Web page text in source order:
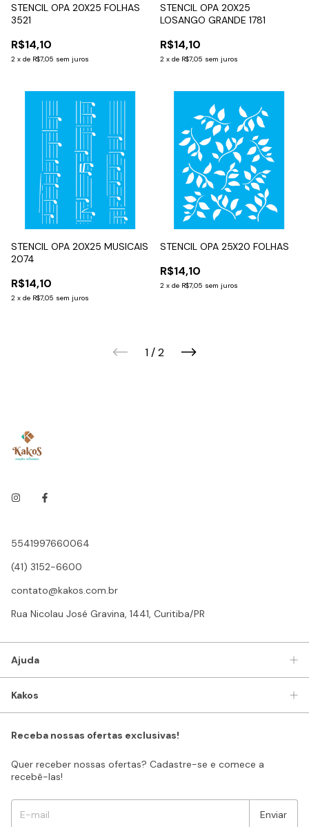
STENCIL OPA 20X25 FOLHAS
3521
R$14,10
2 x de R$7,05 sem juros
STENCIL OPA 20X25
LOSANGO GRANDE 1781
R$14,10
2 x de R$7,05 sem juros
STENCIL OPA 20X25 MUSICAIS
2074
R$14,10
2 x de R$7,05 sem juros
STENCIL OPA 25X20 FOLHAS
R$14,10
2 x de R$7,05 sem juros
1/2
5541997660064
(41) 3152-6600
contato@kakos.com.br
Rua Nicolau José Gravina, 1441, Curitiba/PR
Ajuda
Kakos
Receba nossas ofertas exclusivas!
Quer receber nossas ofertas? Cadastre-se e comece a
recebê-las!